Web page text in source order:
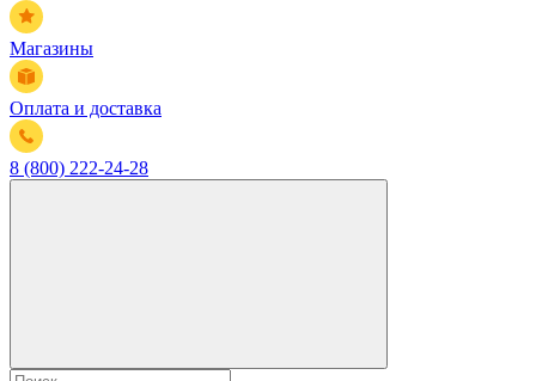
Магазины
Оплата и доставка
8 (800) 222-24-28